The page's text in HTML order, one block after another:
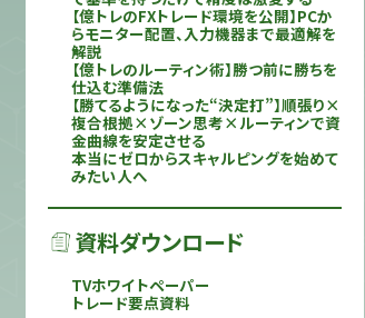
【億トレのFXトレード環境を公開】PCか
らモニター配置、入力機器まで最適解を
解説
【億トレのルーティン術】勝つ前に勝ちを
仕込む準備法
【勝てるようになった“決定打”】順張り×
複合根拠×ゾーン思考×ルーティンで資
金曲線を安定させる
本当にゼロからスキャルピングを始めて
みたい人へ
資料ダウンロード
TVホワイトペーパー
トレード要点資料